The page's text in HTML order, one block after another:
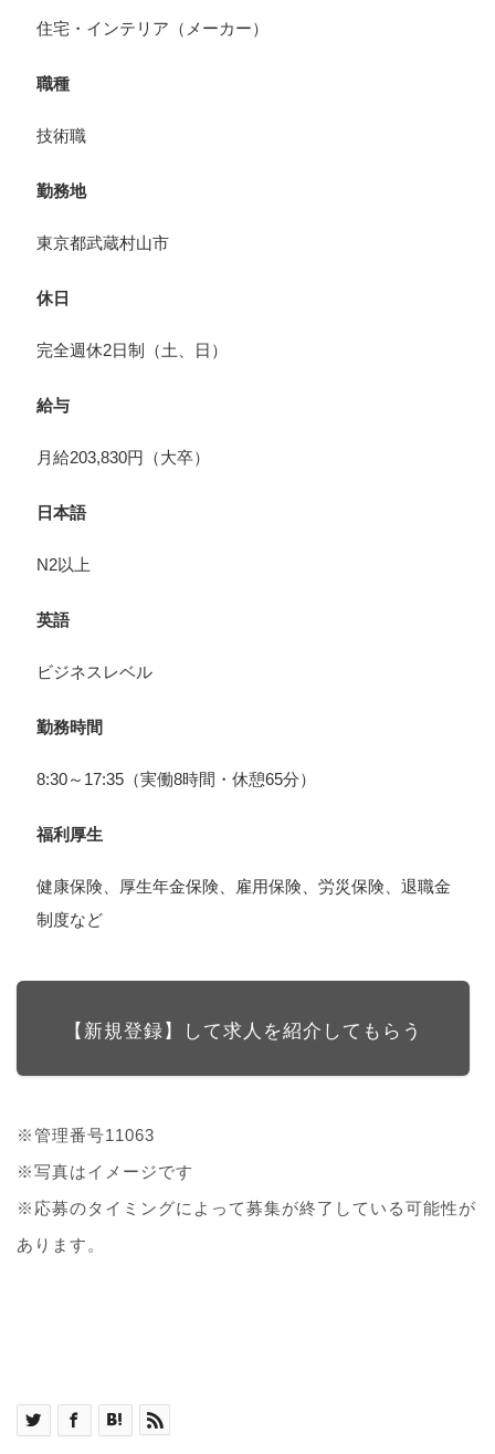
住宅・インテリア（メーカー）
職種
技術職
勤務地
東京都武蔵村山市
休日
完全週休2日制（土、日）
給与
月給203,830円（大卒）
日本語
N2以上
英語
ビジネスレベル
勤務時間
8:30～17:35（実働8時間・休憩65分）
福利厚生
健康保険、厚生年金保険、雇用保険、労災保険、退職金
制度など
【新規登録】して求人を紹介してもらう
※管理番号11063
※写真はイメージです
※応募のタイミングによって募集が終了している可能性が
あります。